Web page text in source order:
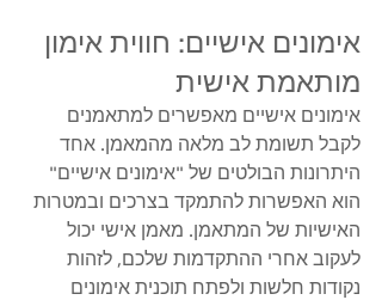
אימונים אישיים: חווית אימון
מותאמת אישית
אימונים אישיים מאפשרים למתאמנים
לקבל תשומת לב מלאה מהמאמן. אחד
היתרונות הבולטים של "אימונים אישיים"
הוא האפשרות להתמקד בצרכים ובמטרות
האישיות של המתאמן. מאמן אישי יכול
לעקוב אחרי ההתקדמות שלכם, לזהות
נקודות חלשות ולפתח תוכנית אימונים